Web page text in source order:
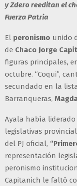
y Zdero reeditan el
Fuerza Patria
El peronismo unido
de Chaco Jorge
figuras principales,
octubre. “Coqui”,
secundado en la
Barranqueras,
Ayala había
legislativas
del PJ oficial,
representación
peronismo
Capitanich le faltó